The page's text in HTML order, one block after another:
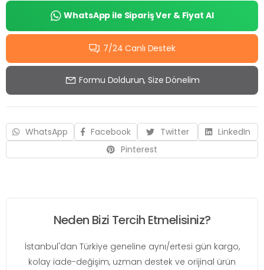
WhatsApp ile Sipariş Ver & Fiyat Al
7/24 Canlı Destek
Formu Doldurun, Size Dönelim
WhatsApp Facebook Twitter
LinkedIn
Pinterest
Neden Bizi Tercih Etmelisiniz?
İstanbul'dan Türkiye geneline aynı/ertesi gün kargo,
kolay iade-değişim, uzman destek ve orijinal ürün